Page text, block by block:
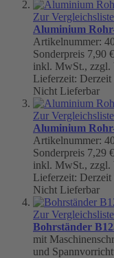
Zur
Aluminium
Artikelnummer:
Sonderpreis 7,90 €
inkl. MwSt., zzgl.
Lieferzeit:
Nicht Lieferbar
Zur
Aluminium
Artikelnummer:
Sonderpreis 7,29 €
inkl. MwSt., zzgl.
Lieferzeit:
Nicht Lieferbar
Zur
Bohrständer
mit
und